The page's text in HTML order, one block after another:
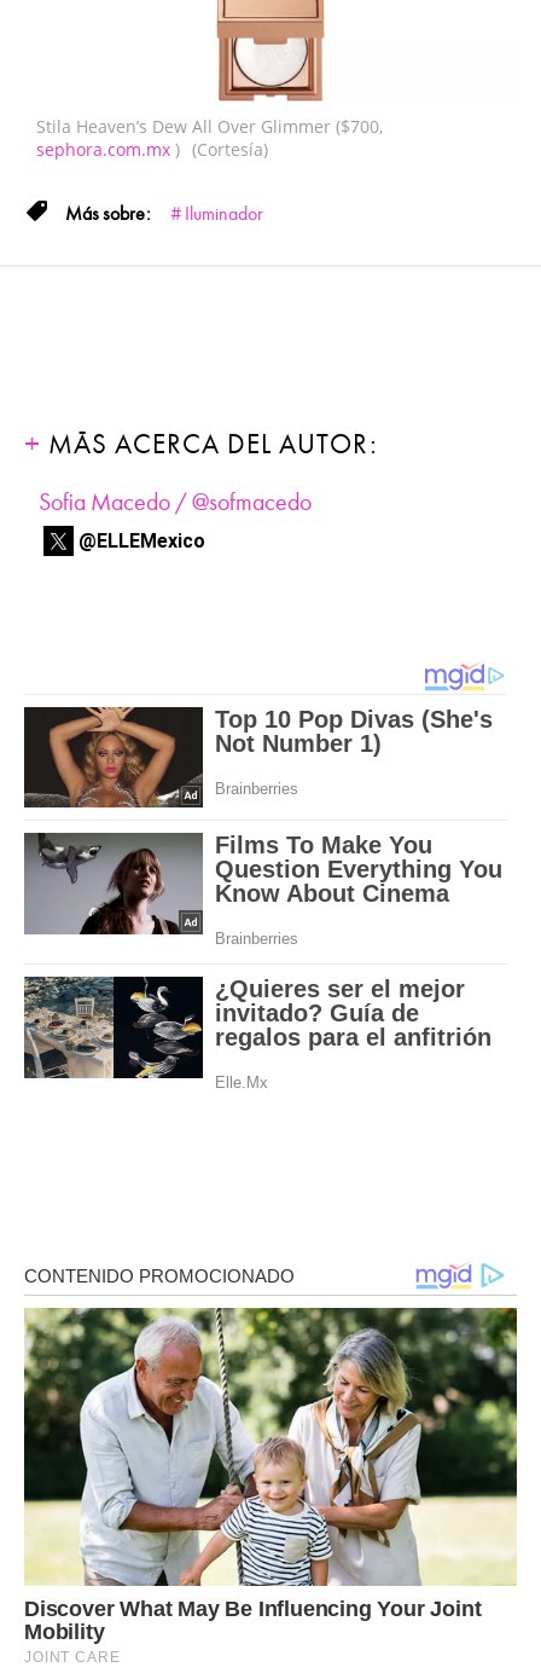
Stila Heaven’s Dew All Over Glimmer ($700,
sephora.com.mx ) (Cortesía)
Iluminador
MÁS ACERCA DEL AUTOR:
Sofia Macedo / @sofmacedo
@ELLEMexico